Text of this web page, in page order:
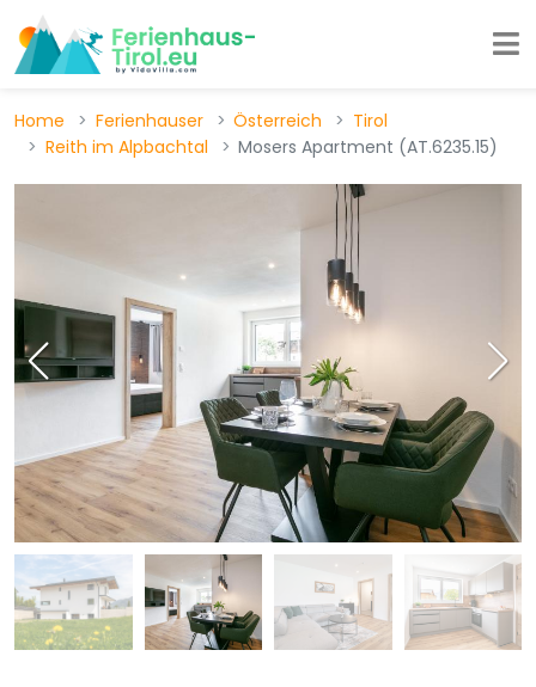
Home Ferienhauser Österreich
Tirol
Reith im Alpbachtal
Mosers Apartment (AT.6235.15)